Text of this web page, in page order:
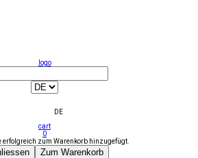
logo
DE
cart
0
erfolgreich zum Warenkorb hinzugefügt.
Zum Warenkorb